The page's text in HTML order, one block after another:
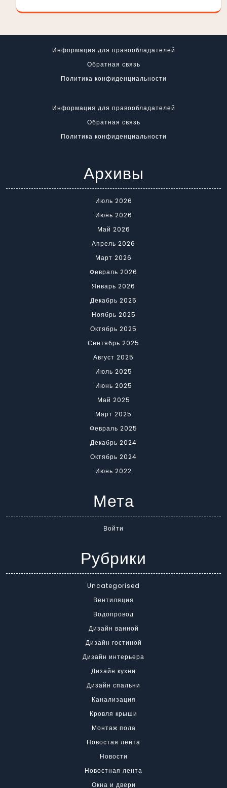
Информация для правообладателей
Обратная связь
Политика конфиденциальности
Информация для правообладателей
Обратная связь
Политика конфиденциальности
Архивы
Июль 2026
Июнь 2026
Май 2026
Апрель 2026
Март 2026
Февраль 2026
Январь 2026
Декабрь 2025
Ноябрь 2025
Октябрь 2025
Сентябрь 2025
Август 2025
Июль 2025
Июнь 2025
Май 2025
Март 2025
Февраль 2025
Декабрь 2024
Октябрь 2024
Июнь 2022
Мета
Войти
Рубрики
Uncategorised
Вентиляция
Водопровод
Дизайн ванной
Дизайн гостиной
Дизайн интерьера
Дизайн кухни
Дизайн спальни
Канализация
Кровля крыши
Монтаж пола
Новостая лента
Новости
Новостная лента
Окна и двери